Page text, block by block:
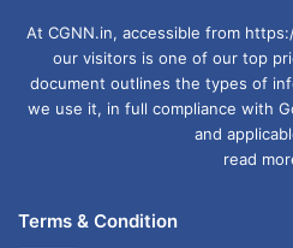
At CGNN.in, accessible from
our visitors is one of our top
document outlines the types of
we use it, in full compliance with
and
read
Terms & Condition